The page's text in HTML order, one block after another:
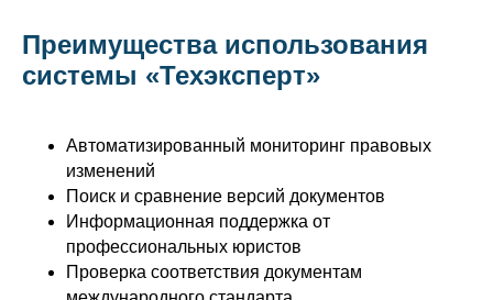
Преимущества использования
системы «Техэксперт»
Автоматизированный мониторинг правовых
изменений
Поиск и сравнение версий документов
Информационная поддержка от
профессиональных юристов
Проверка соответствия документам